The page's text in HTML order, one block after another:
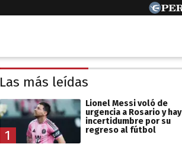
Las más leídas
1
Lionel Messi voló de
urgencia a Rosario y hay
incertidumbre por su
regreso al fútbol